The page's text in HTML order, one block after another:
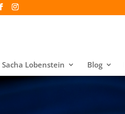
Sacha Lobenstein Blog